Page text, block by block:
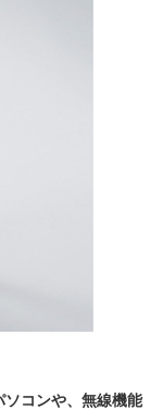
ソコンや、無線機能